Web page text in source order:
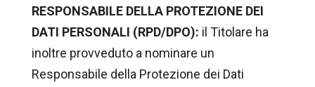
RESPONSABILE DELLA PROTEZIONE DEI
DATI PERSONALI (RPD/DPO): il Titolare ha
inoltre provveduto a nominare un
Responsabile della Protezione dei Dati